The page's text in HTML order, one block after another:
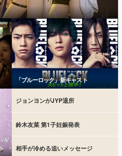
「ブルーロック」新キャスト
ジョンヨンがJYP退所
鈴木友菜 第1子妊娠発表
相手が冷める追いメッセージ